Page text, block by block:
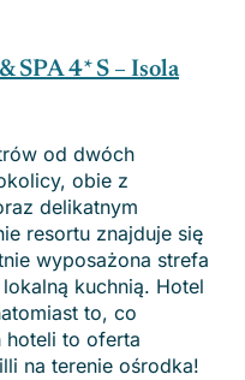
SPA 4* S – Isola
od dwóch
obie z
delikatnym
resortu znajduje się
wyposażona strefa
kuchnią. Hotel
to, co
to oferta
na terenie ośrodka!